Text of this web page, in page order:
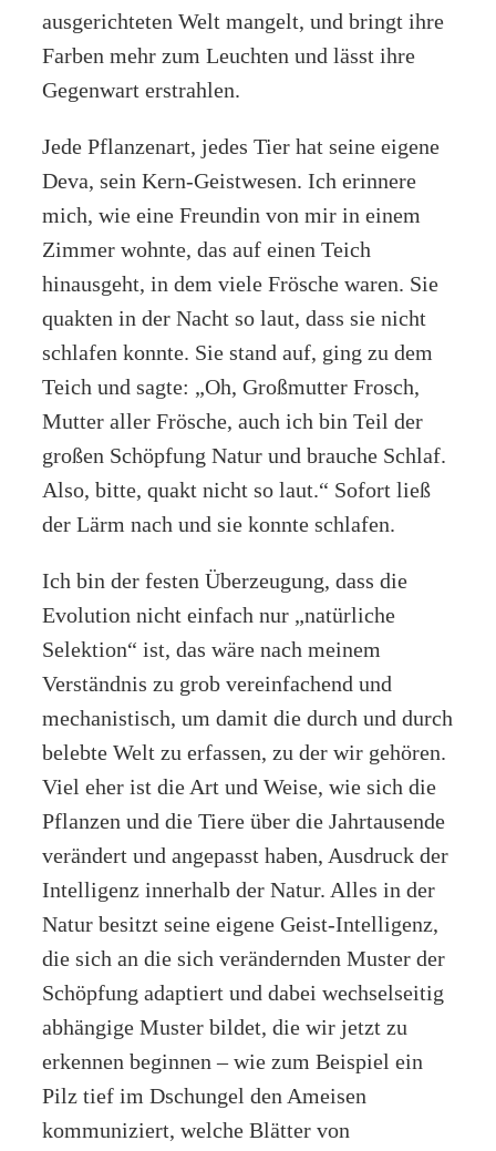
ausgerichteten Welt mangelt, und bringt ihre
Farben mehr zum Leuchten und lässt ihre
Gegenwart erstrahlen.
Jede Pflanzenart, jedes Tier hat seine eigene
Deva, sein Kern-Geistwesen. Ich erinnere
mich, wie eine Freundin von mir in einem
Zimmer wohnte, das auf einen Teich
hinausgeht, in dem viele Frösche waren. Sie
quakten in der Nacht so laut, dass sie nicht
schlafen konnte. Sie stand auf, ging zu dem
Teich und sagte: „Oh, Großmutter Frosch,
Mutter aller Frösche, auch ich bin Teil der
großen Schöpfung Natur und brauche Schlaf.
Also, bitte, quakt nicht so laut.“ Sofort ließ
der Lärm nach und sie konnte schlafen.
Ich bin der festen Überzeugung, dass die
Evolution nicht einfach nur „natürliche
Selektion“ ist, das wäre nach meinem
Verständnis zu grob vereinfachend und
mechanistisch, um damit die durch und durch
belebte Welt zu erfassen, zu der wir gehören.
Viel eher ist die Art und Weise, wie sich die
Pflanzen und die Tiere über die Jahrtausende
verändert und angepasst haben, Ausdruck der
Intelligenz innerhalb der Natur. Alles in der
Natur besitzt seine eigene Geist-Intelligenz,
die sich an die sich verändernden Muster der
Schöpfung adaptiert und dabei wechselseitig
abhängige Muster bildet, die wir jetzt zu
erkennen beginnen – wie zum Beispiel ein
Pilz tief im Dschungel den Ameisen
kommuniziert, welche Blätter von